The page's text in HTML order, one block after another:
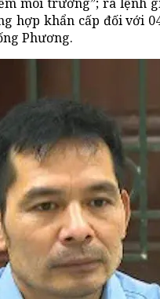
khẩn cấp đối với
Phương.